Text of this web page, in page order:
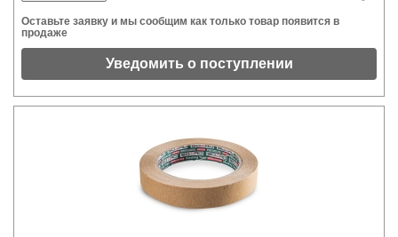
Оставьте заявку и мы сообщим как только товар появится в
продаже
Уведомить о поступлении